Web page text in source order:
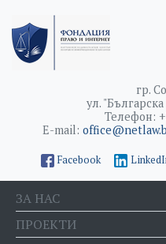
гр.
ул.
Телефон:
E-mail:
Facebook
ЗА НАС
ПРОЕКТИ